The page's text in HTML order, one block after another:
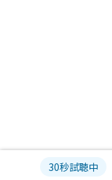
30秒試聴中